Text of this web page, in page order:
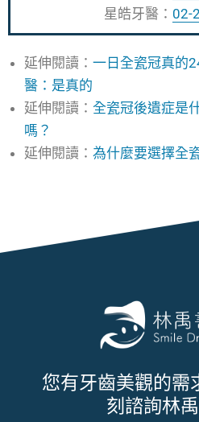
星皓牙醫： 02-
延伸閱讀： 一日全瓷冠真的
醫：是真的
延伸閱讀： 全瓷冠後遺症是
嗎？
延伸閱讀： 為什麼要選擇全
您有牙齒美觀的需
刻諮詢林